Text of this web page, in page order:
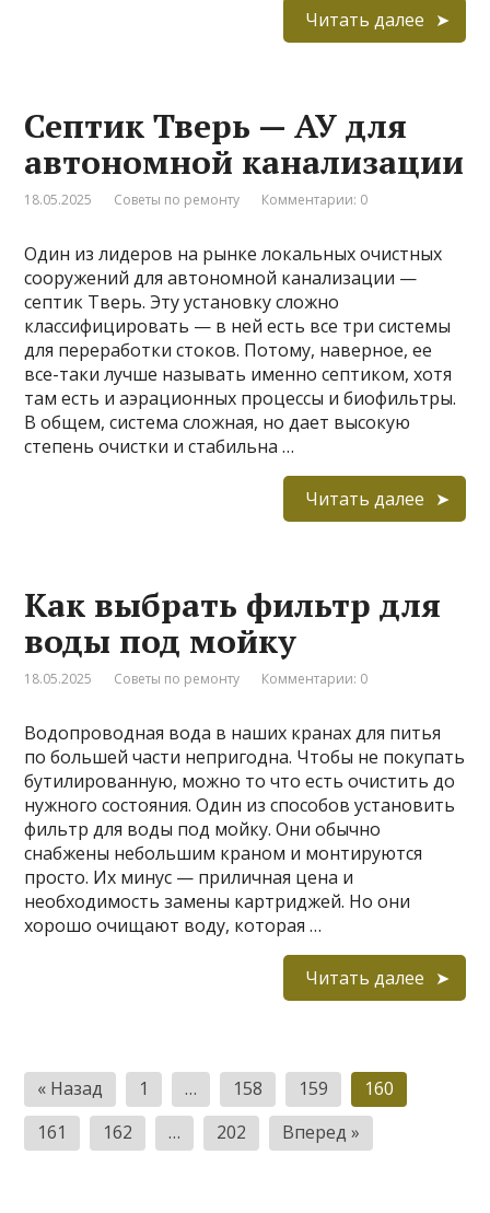
Читать далее
Септик Тверь — АУ для
автономной канализации
18.05.2025 Советы по ремонту Комментарии: 0
Один из лидеров на рынке локальных очистных
сооружений для автономной канализации —
септик Тверь. Эту установку сложно
классифицировать — в ней есть все три системы
для переработки стоков. Потому, наверное, ее
все-таки лучше называть именно септиком, хотя
там есть и аэрационных процессы и биофильтры.
В общем, система сложная, но дает высокую
степень очистки и стабильна …
Читать далее
Как выбрать фильтр для
воды под мойку
18.05.2025 Советы по ремонту Комментарии: 0
Водопроводная вода в наших кранах для питья
по большей части непригодна. Чтобы не покупать
бутилированную, можно то что есть очистить до
нужного состояния. Один из способов установить
фильтр для воды под мойку. Они обычно
снабжены небольшим краном и монтируются
просто. Их минус — приличная цена и
необходимость замены картриджей. Но они
хорошо очищают воду, которая …
Читать далее
Пагинация
записей
« Назад 1 … 158 159
160
161
162 … 202 Вперед »